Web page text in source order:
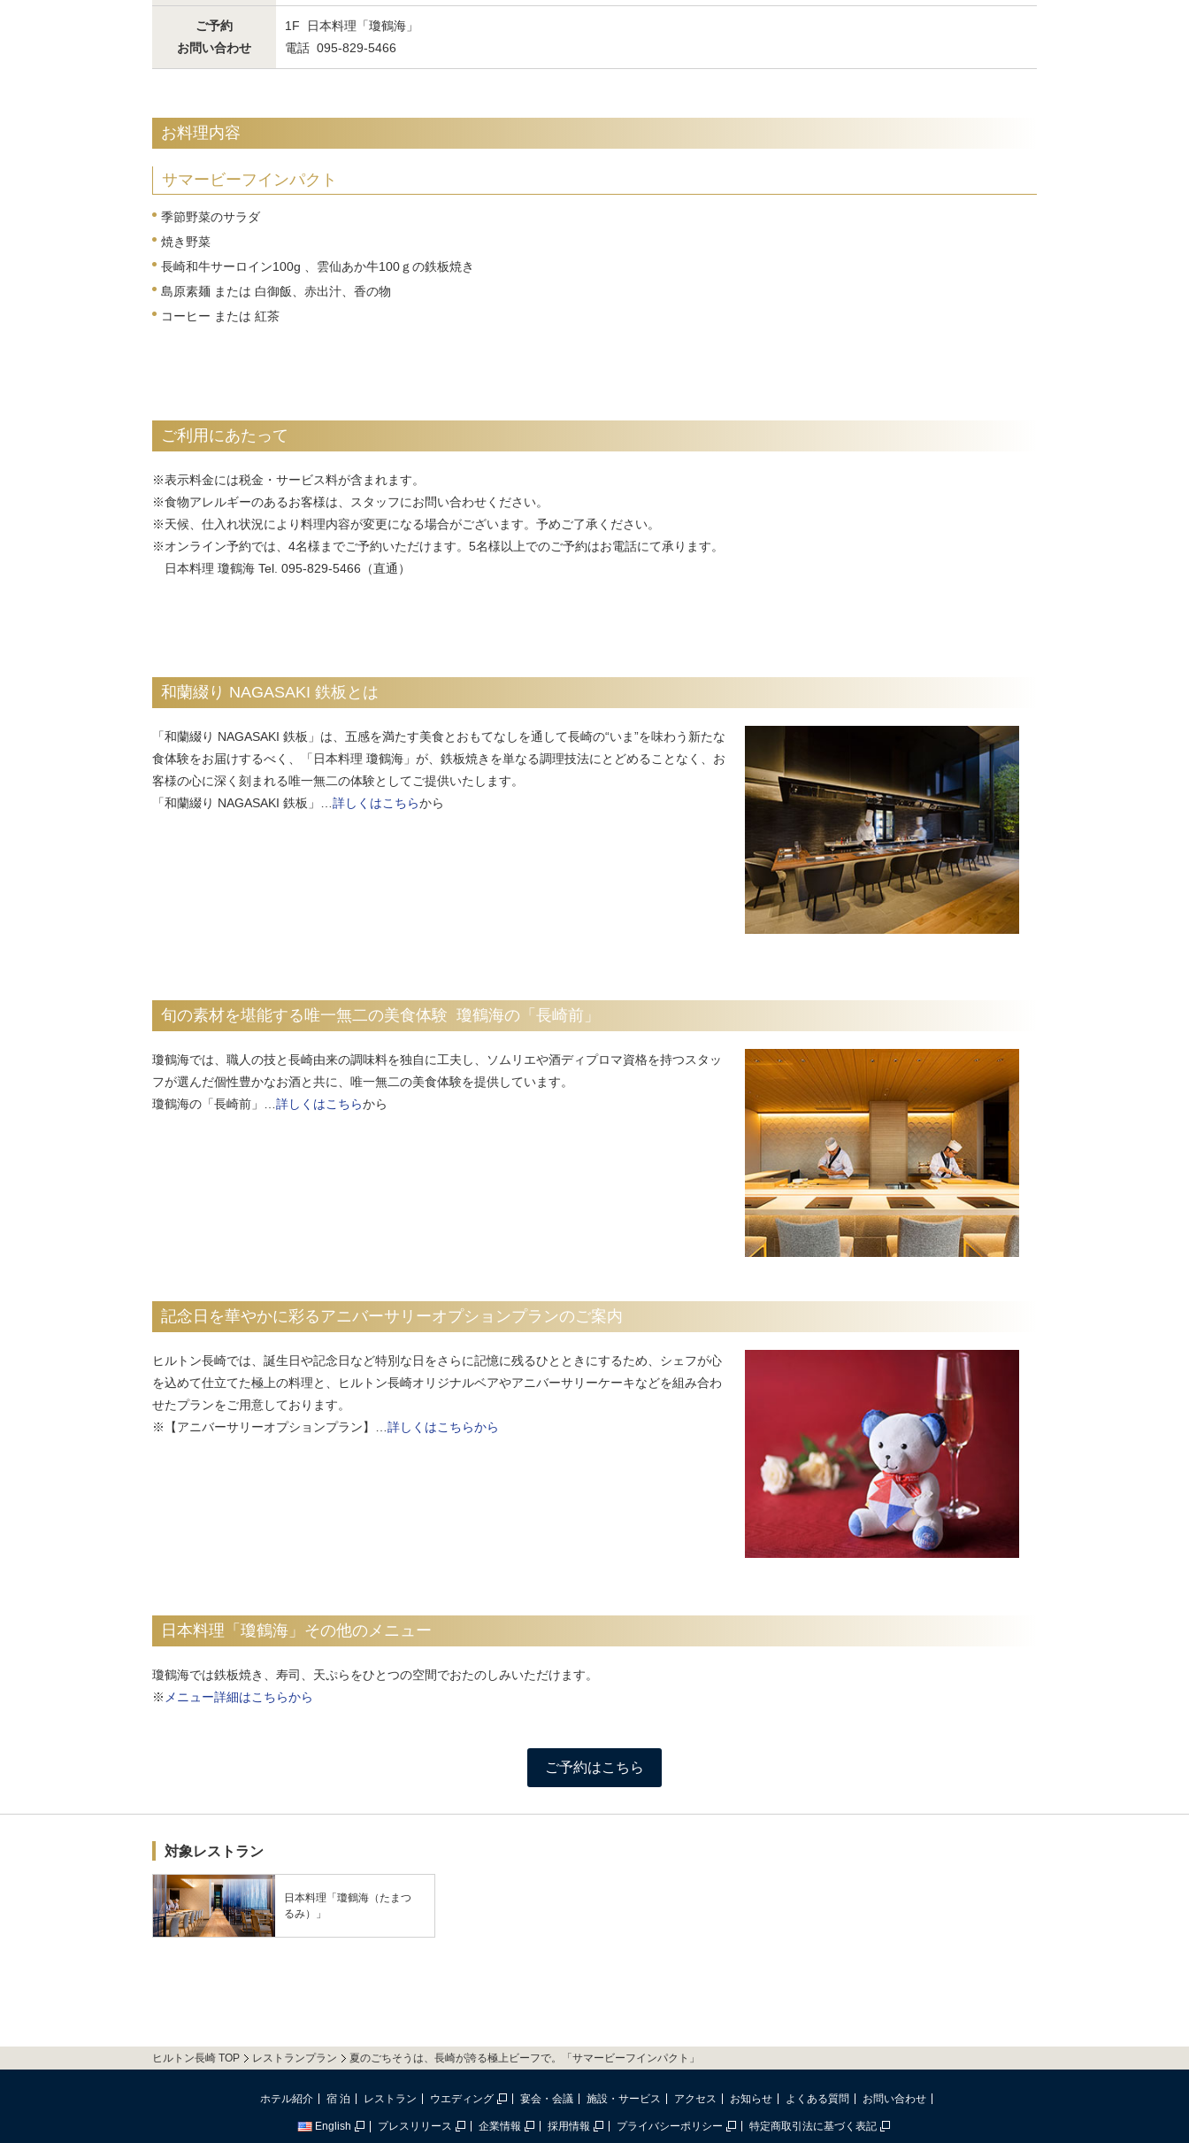
ご予約
お問い合わせ
1F 日本料理「瓊鶴海」
電話 095-829-5466
お料理内容
サマービーフインパクト
季節野菜のサラダ
焼き野菜
長崎和牛サーロイン100g 、雲仙あか牛100ｇの鉄板焼き
島原素麺 または 白御飯、赤出汁、香の物
コーヒー または 紅茶
ご利用にあたって
※表示料金には税金・サービス料が含まれます。
※食物アレルギーのあるお客様は、スタッフにお問い合わせください。
※天候、仕入れ状況により料理内容が変更になる場合がございます。予めご了承ください。
※オンライン予約では、4名様までご予約いただけます。5名様以上でのご予約はお電話にて承ります。
日本料理 瓊鶴海 Tel. 095-829-5466（直通）
和蘭綴り NAGASAKI 鉄板とは
「和蘭綴り NAGASAKI 鉄板」は、五感を満たす美食とおもてなしを通して長崎の“いま”を味わう新たな
食体験をお届けするべく、「日本料理 瓊鶴海」が、鉄板焼きを単なる調理技法にとどめることなく、お
客様の心に深く刻まれる唯一無二の体験としてご提供いたします。
「和蘭綴り NAGASAKI 鉄板」… 詳しくはこちらから
旬の素材を堪能する唯一無二の美食体験 瓊鶴海の「長崎前」
瓊鶴海では、職人の技と長崎由来の調味料を独自に工夫し、ソムリエや酒ディプロマ資格を持つスタッ
フが選んだ個性豊かなお酒と共に、唯一無二の美食体験を提供しています。
瓊鶴海の「長崎前」… 詳しくはこちらから
記念日を華やかに彩るアニバーサリーオプションプランのご案内
ヒルトン長崎では、誕生日や記念日など特別な日をさらに記憶に残るひとときにするため、シェフが心
を込めて仕立てた極上の料理と、ヒルトン長崎オリジナルベアやアニバーサリーケーキなどを組み合わ
せたプランをご用意しております。
※【アニバーサリーオプションプラン】… 詳しくはこちらから
日本料理「瓊鶴海」その他のメニュー
瓊鶴海では鉄板焼き、寿司、天ぷらをひとつの空間でおたのしみいただけます。
※ メニュー詳細はこちらから
ご予約はこちら
対象レストラン
日本料理「瓊鶴海（たまつ
るみ）」
ヒルトン長崎 TOP レストランプラン 夏のごちそうは、長崎が誇る極上ビーフで。「サマービーフインパクト」
ホテル紹介 宿 泊 レストラン ウエディング 宴会・会議 施設・サービス アクセス お知らせ よくある質問 お問い合わせ
English プレスリリース 企業情報 採用情報 プライバシーポリシー 特定商取引法に基づく表記